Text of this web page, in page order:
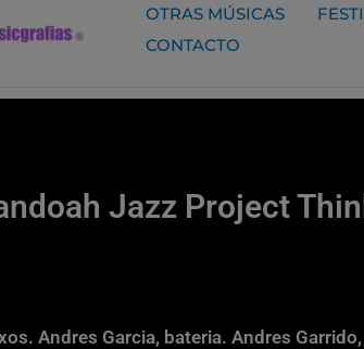
OTRAS MÚSICAS
CONTACTO
Jazz Project
Andres Garcia, bateria. Andres